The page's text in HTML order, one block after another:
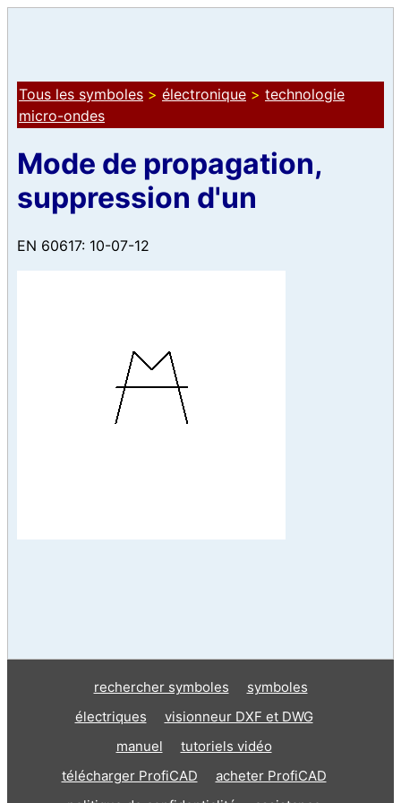
Tous les symboles > électronique > technologie
micro-ondes
Mode de propagation,
suppression d'un
EN 60617: 10-07-12
rechercher symboles
symboles
électriques
visionneur DXF et DWG
manuel
tutoriels vidéo
télécharger ProfiCAD
acheter ProfiCAD